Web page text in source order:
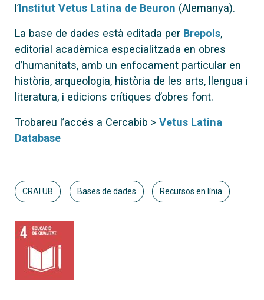
l’Institut Vetus Latina de Beuron (Alemanya).
La base de dades està editada per Brepols,
editorial acadèmica especialitzada en obres
d’humanitats, amb un enfocament particular en
història, arqueologia, història de les arts, llengua i
literatura, i edicions crítiques d’obres font.
Trobareu l’accés a Cercabib > Vetus Latina
Database
CRAI UB Bases de dades Recursos en línia